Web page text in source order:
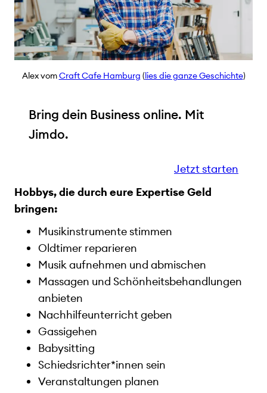
Alex vomCraft Cafe Hamburg (lies die ganze Geschichte)
Bring dein Business online. Mit
Jimdo.
Jetzt starten
Hobbys, die durch eure Expertise Geld
bringen:
Musikinstrumente stimmen
Oldtimer reparieren
Musik aufnehmen und abmischen
Massagen und Schönheitsbehandlungen
anbieten
Nachhilfeunterricht geben
Gassigehen
Babysitting
Schiedsrichter*innen sein
Veranstaltungen planen